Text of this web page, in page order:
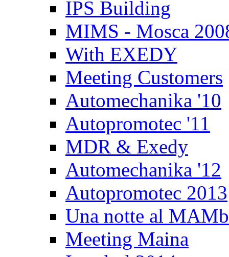
IPS Building
MIMS - Mosca
With EXEDY
Meeting Customers
Automechanika '10
Autopromotec '11
MDR & Exedy
Automechanika '12
Autopromotec 2013
Una notte al
Meeting Maina